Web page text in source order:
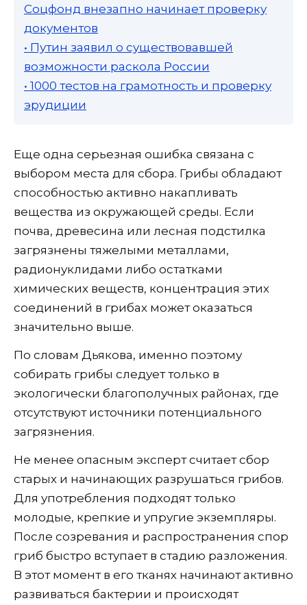
Соцфонд внезапно начинает проверку
документов
• Путин заявил о существовавшей
возможности раскола России
• 1000 тестов на грамотность и проверку
эрудиции
Еще одна серьезная ошибка связана с
выбором места для сбора. Грибы обладают
способностью активно накапливать
вещества из окружающей среды. Если
почва, древесина или лесная подстилка
загрязнены тяжелыми металлами,
радионуклидами либо остатками
химических веществ, концентрация этих
соединений в грибах может оказаться
значительно выше.
По словам Дьякова, именно поэтому
собирать грибы следует только в
экологически благополучных районах, где
отсутствуют источники потенциального
загрязнения.
Не менее опасным эксперт считает сбор
старых и начинающих разрушаться грибов.
Для употребления подходят только
молодые, крепкие и упругие экземпляры.
После созревания и распространения спор
гриб быстро вступает в стадию разложения.
В этот момент в его тканях начинают активно
развиваться бактерии и происходят